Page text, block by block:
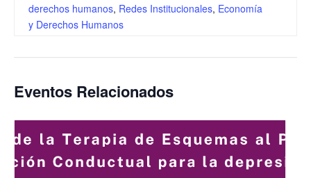
derechos humanos, Redes Institucionales, Economía
y Derechos Humanos
Eventos Relacionados